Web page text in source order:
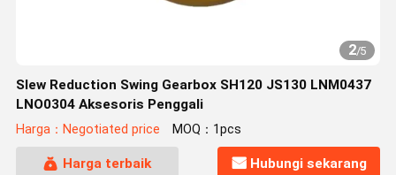
2/5
Slew Reduction Swing Gearbox SH120 JS130 LNM0437
LNO0304 Aksesoris Penggali
Harga：Negotiated price MOQ：1pcs
Harga terbaik Hubungi sekarang